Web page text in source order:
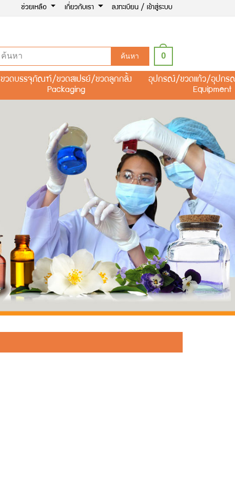
ช่วยเหลือ เกี่ยวกับเรา ลงทะเบียน / เข้าสู่ระบบ
ค้นหา 0
ขวดบรรจุภัณฑ์/ขวดสเปรย์/ขวดลูกกลิ้ง
Packaging
อุปกรณ์/ขวดแก้ว/อุปกร
Equipment